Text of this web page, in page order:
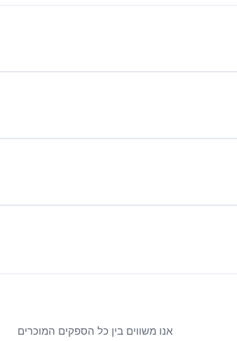
אנו משווים בין כל הספקים המוכרים